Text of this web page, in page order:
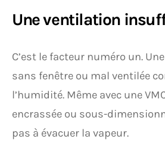
Une ventilation
C’est le facteur numéro un.
sans fenêtre ou mal ventilée
l’humidité. Même avec une
encrassée ou sous-
pas à évacuer la vapeur.